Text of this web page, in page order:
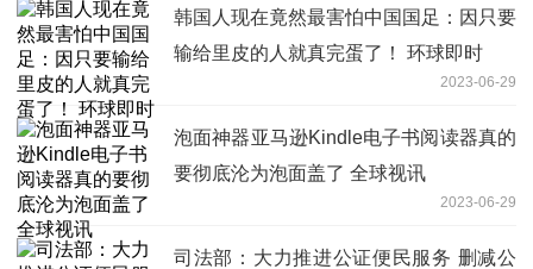
韩国人现在竟然最害怕中国国足：因只要
输给里皮的人就真完蛋了！ 环球即时
2023-06-29
泡面神器亚马逊Kindle电子书阅读器真的
要彻底沦为泡面盖了 全球视讯
2023-06-29
司法部：大力推进公证便民服务 删减公